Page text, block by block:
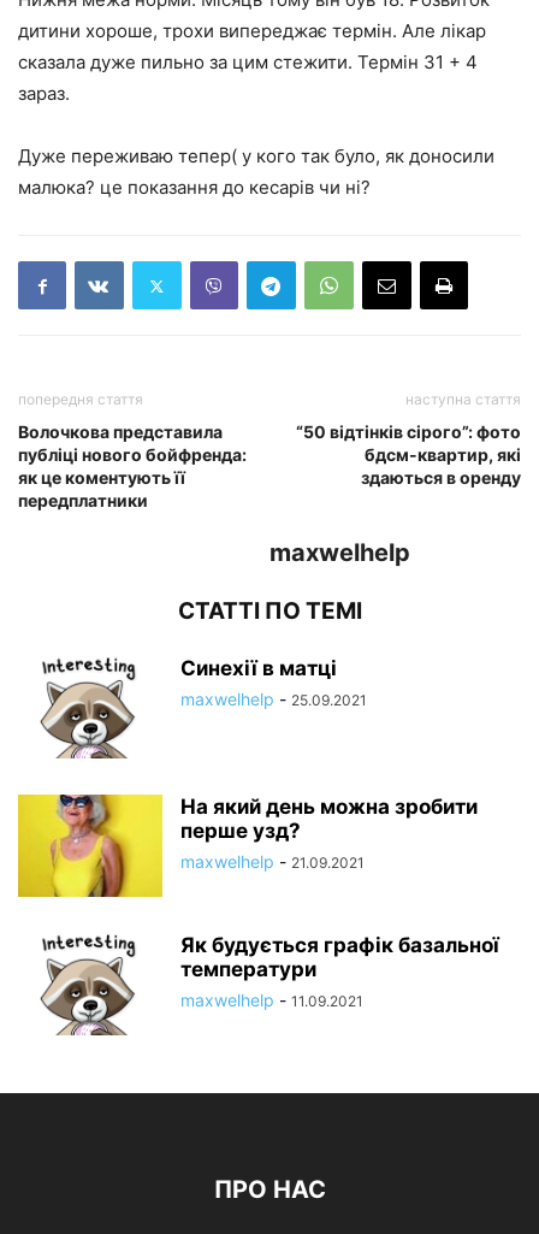
дитини хороше, трохи випереджає термін. Але лікар
сказала дуже пильно за цим стежити. Термін 31 + 4
зараз.
Дуже переживаю тепер( у кого так було, як доносили
малюка? це показання до кесарів чи ні?
попередня стаття
Волочкова представила
публіці нового бойфренда:
як це коментують її
передплатники
наступна стаття
“50 відтінків сірого”: фото
бдсм-квартир, які
здаються в оренду
maxwelhelp
СТАТТІ ПО ТЕМІ
Синехії в матці
maxwelhelp - 25.09.2021
На який день можна зробити
перше узд?
maxwelhelp - 21.09.2021
Як будується графік базальної
температури
maxwelhelp - 11.09.2021
ПРО НАС